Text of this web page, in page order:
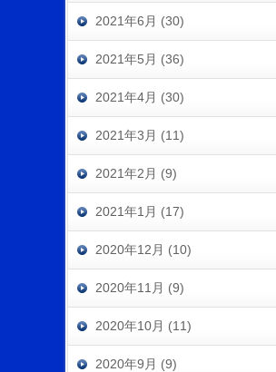
2021年6月 (30)
2021年5月 (36)
2021年4月 (30)
2021年3月 (11)
2021年2月 (9)
2021年1月 (17)
2020年12月 (10)
2020年11月 (9)
2020年10月 (11)
2020年9月 (9)